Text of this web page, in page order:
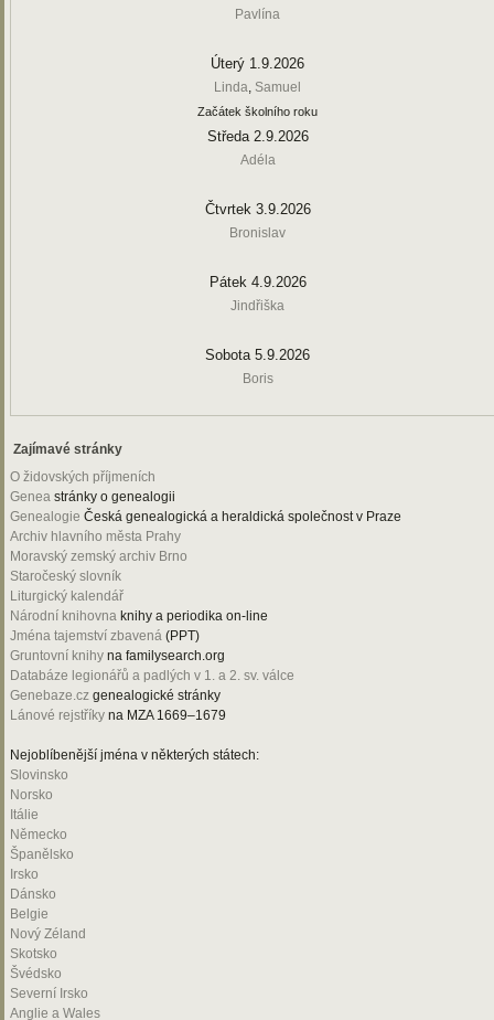
Pavlína
Úterý 1.9.2026
Linda, Samuel
Začátek školního roku
Středa 2.9.2026
Adéla
Čtvrtek 3.9.2026
Bronislav
Pátek 4.9.2026
Jindřiška
Sobota 5.9.2026
Boris
Zajímavé stránky
O židovských příjmeních
Genea stránky o genealogii
Genealogie Česká genealogická a heraldická společnost v Praze
Archiv hlavního města Prahy
Moravský zemský archiv Brno
Staročeský slovník
Liturgický kalendář
Národní knihovna knihy a periodika on-line
Jména tajemství zbavená (PPT)
Gruntovní knihy na familysearch.org
Databáze legionářů a padlých v 1. a 2. sv. válce
Genebaze.cz genealogické stránky
Lánové rejstříky na MZA 1669–1679
Nejoblíbenější jména v některých státech:
Slovinsko
Norsko
Itálie
Německo
Španělsko
Irsko
Dánsko
Belgie
Nový Zéland
Skotsko
Švédsko
Severní Irsko
Anglie a Wales